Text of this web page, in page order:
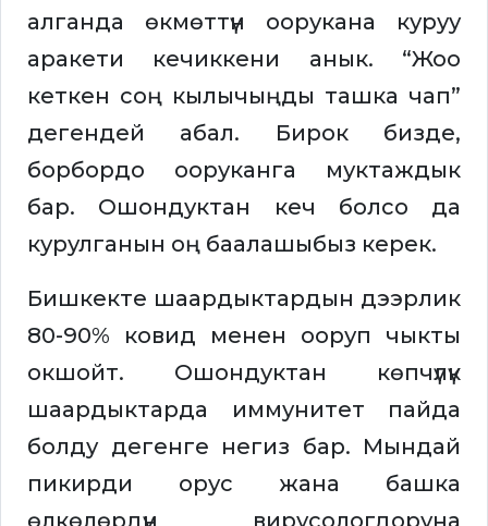
алганда өкмөттүн оорукана куруу
аракети кечиккени анык. “Жоо
кеткен соң кылычыңды ташка чап”
дегендей абал. Бирок бизде,
борбордо ооруканга муктаждык
бар. Ошондуктан кеч болсо да
курулганын оң баалашыбыз керек.
Бишкекте шаардыктардын дээрлик
80-90% ковид менен ооруп чыкты
окшойт. Ошондуктан көпчүлүк
шаардыктарда иммунитет пайда
болду дегенге негиз бар. Мындай
пикирди орус жана башка